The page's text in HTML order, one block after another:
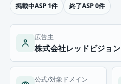
掲載中ASP 1件 終了ASP 0件
広告主
株式会社レッドビジョン
公式/対象ドメイン